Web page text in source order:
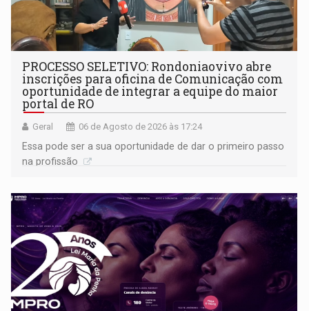
PROCESSO SELETIVO: Rondoniaovivo abre
inscrições para oficina de Comunicação com
oportunidade de integrar a equipe do maior
portal de RO
Geral 06 de Agosto de 2026 às 17:24
Essa pode ser a sua oportunidade de dar o primeiro passo
na profissão